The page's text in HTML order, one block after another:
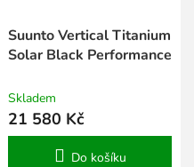
Suunto Vertical Titanium
Solar Black Performance
Skladem
21 580 Kč
Do košíku